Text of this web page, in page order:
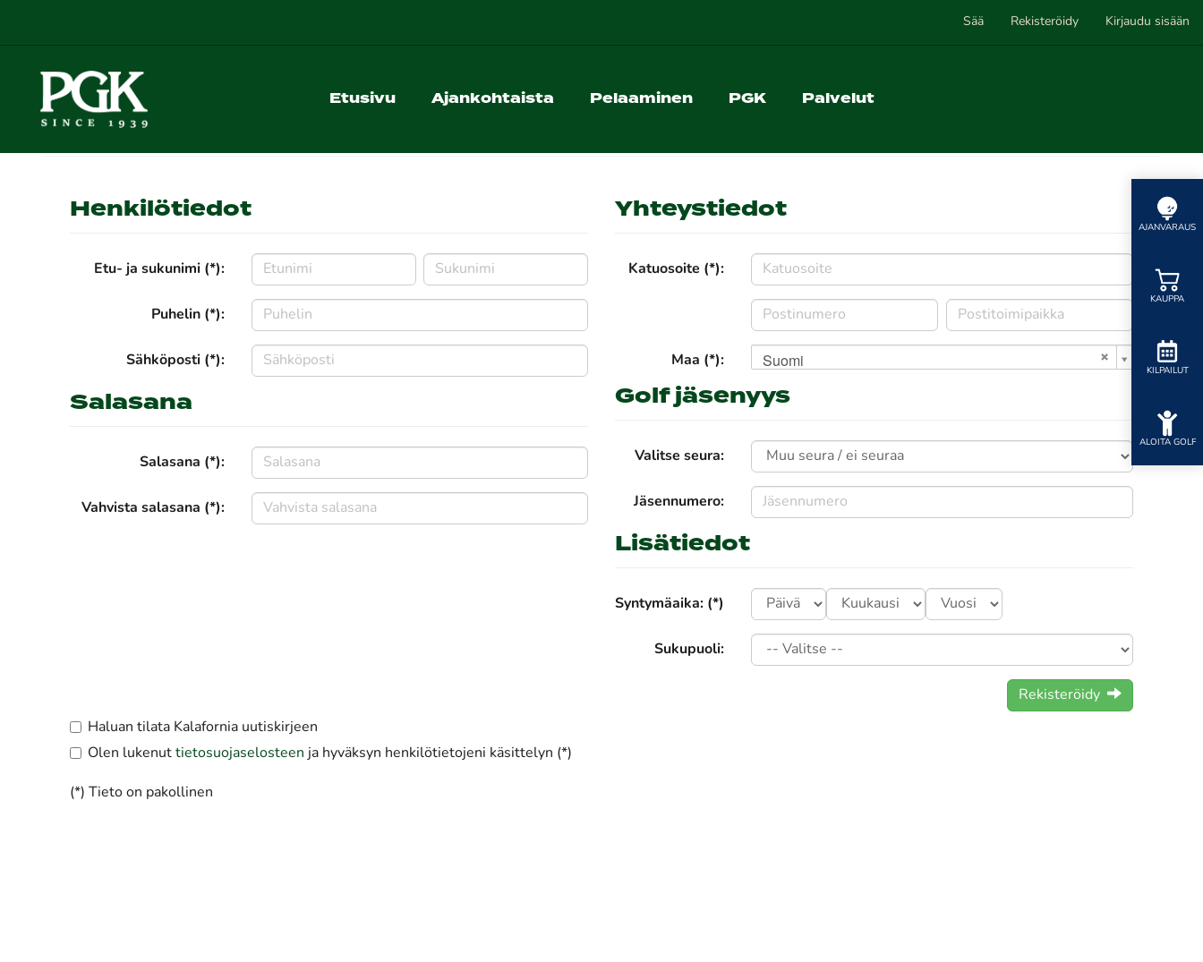
Sää Rekisteröidy Kirjaudu sisään
Etusivu Ajankohtaista Pelaaminen PGK Palvelut
AJANVARAUS
KAUPPA
KILPAILUT
ALOITA GOLF
Henkilötiedot
Etu- ja sukunimi (*):
Puhelin (*):
Sähköposti (*):
Salasana
Salasana (*):
Vahvista salasana (*):
Yhteystiedot
Katuosoite (*):
Maa (*): Suomi
Golf jäsenyys
Valitse seura:
Jäsennumero:
Lisätiedot
Syntymäaika: (*)
Sukupuoli:
Rekisteröidy
Haluan tilata Kalafornia uutiskirjeen
Olen lukenut tietosuojaselosteen ja hyväksyn henkilötietojeni käsittelyn (*)
(*) Tieto on pakollinen